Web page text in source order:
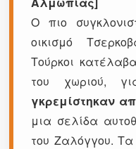
Ο πιο
οικισμό
Τούρκοι
του χωριού,
γκρεμίστηκαν
μια σελίδα
του Ζαλόγγου. Τα